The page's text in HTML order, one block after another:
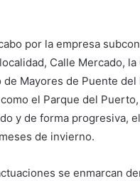
por la empresa
Calle Mercado,
Mayores de Puente
el Parque del
y de forma progresiva,
de invierno.
se enmarcan